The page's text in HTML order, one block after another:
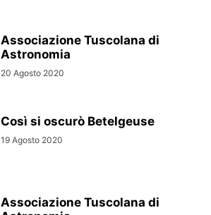
Associazione Tuscolana di
Astronomia
20 Agosto 2020
Così si oscurò Betelgeuse
19 Agosto 2020
Associazione Tuscolana di